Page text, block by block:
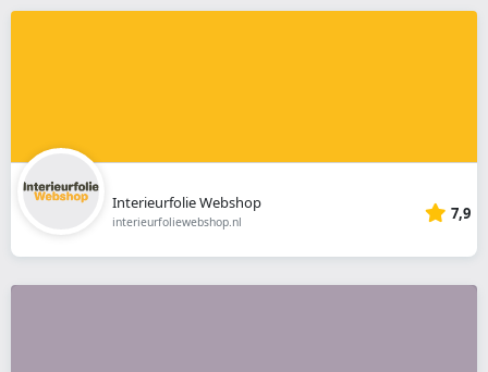
Interieurfolie Webshop
interieurfoliewebshop.nl 7,9